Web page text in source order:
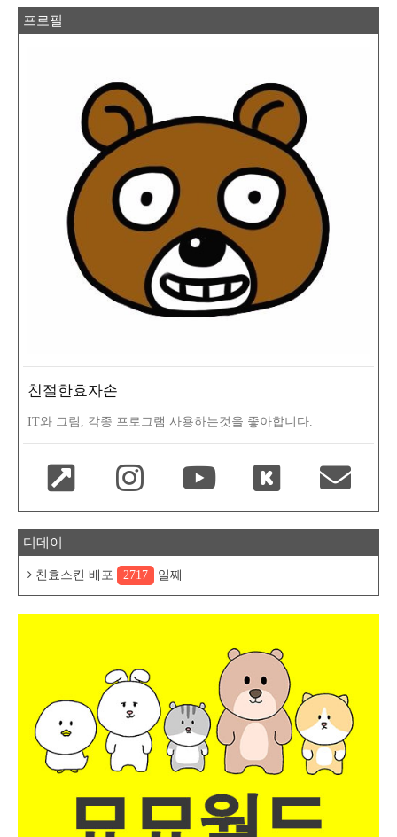
프로필
친절한효자손
IT와 그림, 각종 프로그램 사용하는것을 좋아합니다.
디데이
친효스킨 배포 2717 일째